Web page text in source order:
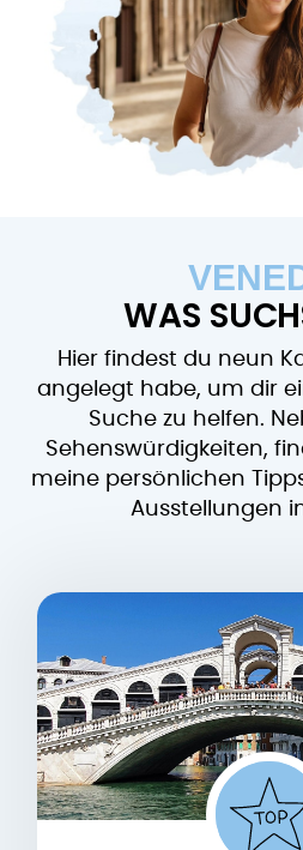
WAS
Hier findest du neun
angelegt habe, um dir
Suche zu helfen.
Sehenswürdigkeiten,
meine persönlichen
Ausstellungen